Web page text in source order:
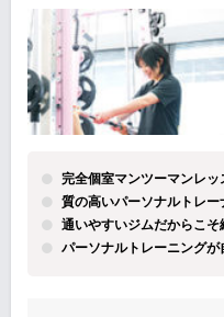
完全個室マンツーマンレッ
質の高いパーソナルトレー
通いやすいジムだからこそ
パーソナルトレーニングが